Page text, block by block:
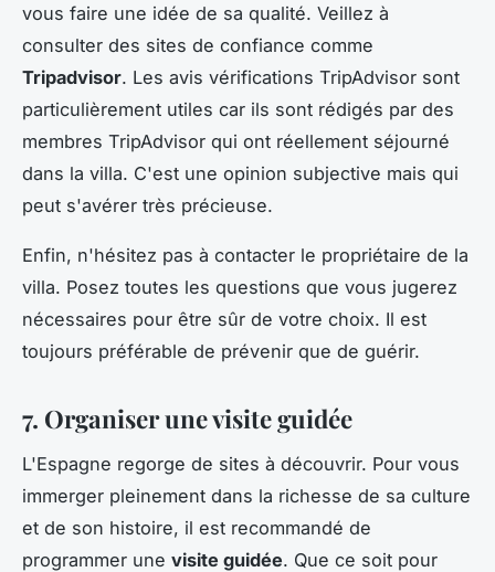
vous faire une idée de sa qualité. Veillez à
consulter des sites de confiance comme
Tripadvisor. Les avis vérifications TripAdvisor sont
particulièrement utiles car ils sont rédigés par des
membres TripAdvisor qui ont réellement séjourné
dans la villa. C'est une opinion subjective mais qui
peut s'avérer très précieuse.
Enfin, n'hésitez pas à contacter le propriétaire de la
villa. Posez toutes les questions que vous jugerez
nécessaires pour être sûr de votre choix. Il est
toujours préférable de prévenir que de guérir.
7. Organiser une visite guidée
L'Espagne regorge de sites à découvrir. Pour vous
immerger pleinement dans la richesse de sa culture
et de son histoire, il est recommandé de
programmer une visite guidée. Que ce soit pour